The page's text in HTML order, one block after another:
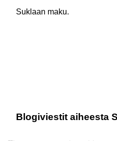
Suklaan maku.
Blogiviestit aiheesta